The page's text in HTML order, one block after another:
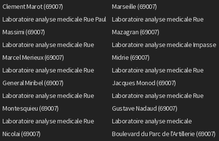
Clement Marot (69007)
Marseille (69007)
Laboratoire analyse medicale Rue Paul
Massimi (69007)
Laboratoire analyse medicale Rue
Mazagran (69007)
Laboratoire analyse medicale Rue
Marcel Merieux (69007)
Laboratoire analyse medicale Impasse
Midrie (69007)
Laboratoire analyse medicale Rue
General Miribel (69007)
Laboratoire analyse medicale Rue
Jacques Monod (69007)
Laboratoire analyse medicale Rue
Montesquieu (69007)
Laboratoire analyse medicale Rue
Gustave Nadaud (69007)
Laboratoire analyse medicale Rue
Nicolai (69007)
Laboratoire analyse medicale
Boulevard du Parc de l'Artillerie (69007)